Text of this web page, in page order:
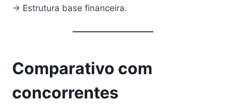
→ Estrutura base financeira.
Comparativo com
concorrentes